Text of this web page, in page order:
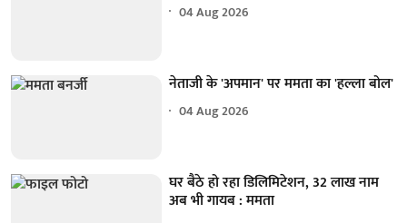
04 Aug 2026
नेताजी के 'अपमान' पर ममता का 'हल्ला बोल'
04 Aug 2026
घर बैठे हो रहा डिलिमिटेशन, 32 लाख नाम
अब भी गायब : ममता